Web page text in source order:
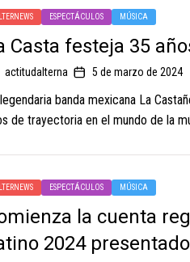
ESPECTÁCULOS MÚSICA
Casta festeja 35
actitudalterna 5 de marzo de 2024
banda mexicana La
de trayectoria en el mundo de la
ESPECTÁCULOS MÚSICA
la cuenta
2024